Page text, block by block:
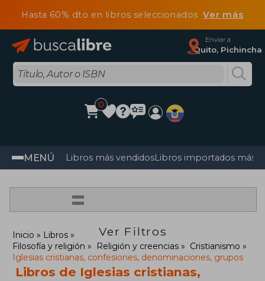
Hasta 60% dto en libros seleccionadosVer más
Enviar a
Quito, Pichincha
0
MENÚ Libros más vendidosLibros importados más
=
Ver Filtros
Inicio
Libros
Filosofía y religión
Religión y creencias
Cristianismo
Iglesias cristianas, confesiones, denominaciones, grupos
Libros de Iglesias cristianas,